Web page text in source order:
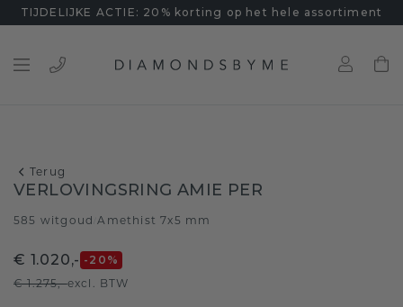
TIJDELIJKE ACTIE: 20% korting op het hele assortiment
Terug
VERLOVINGSRING AMIE PER
585 witgoud /Amethist 7x5 mm
€ 1.020,- -20 %
€ 1.275,-excl. BTW